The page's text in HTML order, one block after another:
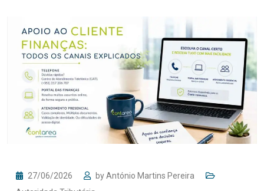
27/06/2026 byAntónio Martins Pereira